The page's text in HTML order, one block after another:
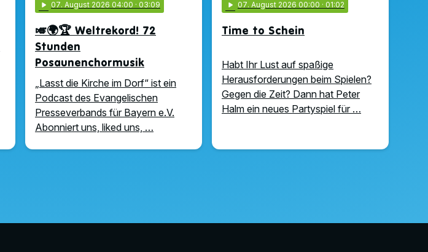
play_arrow 07. August 2026 04:00 · 03:09
🎺🌍🏆 Weltrekord! 72
Stunden
Posaunenchormusik
„Lasst die Kirche im Dorf“ ist ein
Podcast des Evangelischen
Presseverbands für Bayern e.V.
Abonniert uns, liked uns, …
play_arrow 07. August 2026 00:00 · 01:02
Time to Schein
Habt Ihr Lust auf spaßige
Herausforderungen beim Spielen?
Gegen die Zeit? Dann hat Peter
Halm ein neues Partyspiel für …